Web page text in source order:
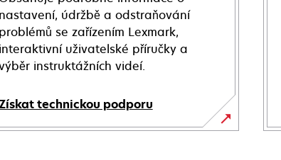
nastavení, údržbě a odstraňování
problémů se zařízením Lexmark,
interaktivní uživatelské příručky a
instruktážních videí.
technickou podporu